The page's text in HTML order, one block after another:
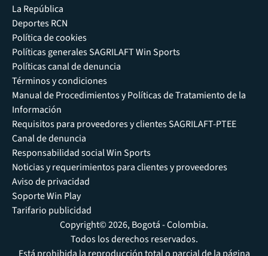
La República
Deportes RCN
Política de cookies
Políticas generales SAGRILAFT Win Sports
Políticas canal de denuncia
Términos y condiciones
Manual de Procedimientos y Políticas de Tratamiento de la
Información
Requisitos para proveedores y clientes SAGRILAFT-PTEE
Canal de denuncia
Responsabilidad social Win Sports
Noticias y requerimientos para clientes y proveedores
Aviso de privacidad
Soporte Win Play
Tarifario publicidad
Copyright© 2026, Bogotá - Colombia.
Todos los derechos reservados.